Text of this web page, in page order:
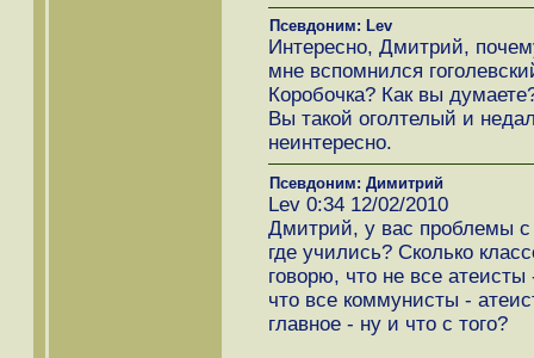
Псевдоним: Lev
Интересно, Дмитрий,
мне вспомнился
Коробочка? Как вы
Вы такой оголтелый и
неинтересно.
Псевдоним: Димитрий
Lev 0:34 12/02/2010
Дмитрий, у вас проблемы
где учились? Сколько
говорю, что не все
что все коммунисты -
главное - ну и что с того?